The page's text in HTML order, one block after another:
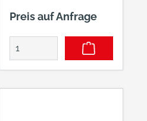
Preis auf Anfrage